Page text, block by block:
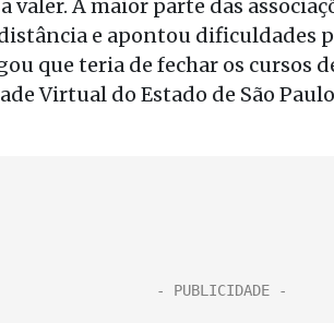
valer. A maior parte das
e apontou dificuldades
que teria de fechar os cursos
Virtual do Estado de São